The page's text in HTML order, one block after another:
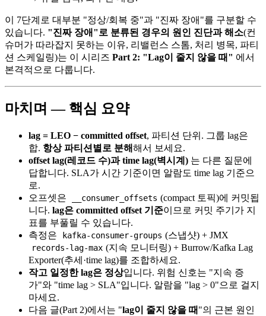
이 7단계로 대부분 "정상/회복 중"과 "진짜 장애"를 구분할 수
있습니다. "진짜 장애"로 분류된 경우의 원인 진단과 해소(컨
슈머가 따라잡지 못하는 이유, 리밸런스 스톰, 처리 병목, 파티
션 스케일링)는 이 시리즈 Part 2: "Lag이 줄지 않을 때" 에서
본격적으로 다룹니다.
마치며 — 핵심 요약
lag = LEO − committed offset, 파티션 단위. 그룹 lag은
합. 항상 파티션별로 분해해서 보세요.
offset lag(레코드 수)과 time lag(벽시계) 는 다른 질문에
답합니다. SLA가 시간 기준이면 알람도 time lag 기준으
로.
오프셋은
__consumer_offsets (compact 토픽)에 커밋됩
니다. lag은 committed offset 기준이므로 커밋 주기가 지
표를 부풀릴 수 있습니다.
측정은
kafka-consumer-groups (스냅샷) + JMX
records-lag-max (지속 모니터링) + Burrow/Kafka Lag
Exporter(추세·time lag)를 조합하세요.
작고 일정한 lag은 정상입니다. 위험 신호는 "지속 증
가"와 "time lag > SLA"입니다. 알람을 "lag > 0"으로 걸지
마세요.
다음 글(Part 2)에서는 "lag이 줄지 않을 때 "의 근본 원인